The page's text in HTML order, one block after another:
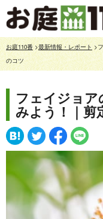
お庭110番>最新情報・レポート >
のコツ
フェイジョ
みよう！｜剪